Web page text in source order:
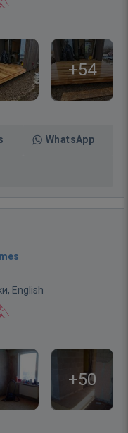
+54
WhatsApp
English
+50